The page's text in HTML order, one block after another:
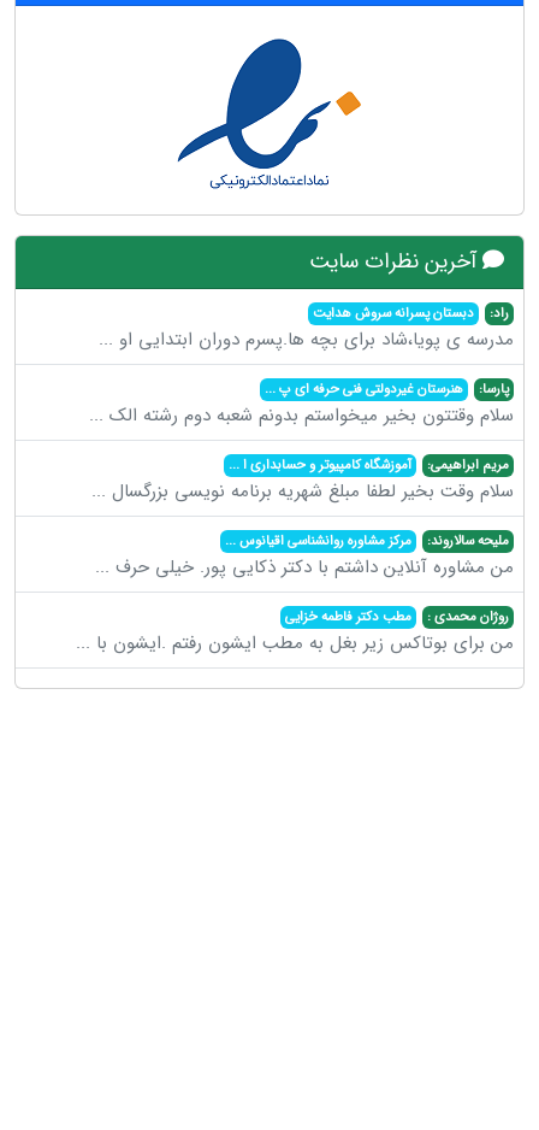
آخرین نظرات سایت
راد: دبستان پسرانه سروش هدایت
مدرسه ی پویا،شاد برای بچه ها.پسرم دوران ابتدایی او ...
پارسا: هنرستان غیردولتی فنی حرفه ای پ...
سلام وقتتون بخیر میخواستم بدونم شعبه دوم رشته الک ...
مریم ابراهیمی: آموزشگاه کامپیوتر و حسابداری ا...
سلام وقت بخیر لطفا مبلغ شهریه برنامه نویسی بزرگسال ...
ملیحه سالاروند: مرکز مشاوره روانشناسی اقیانوس...
من مشاوره آنلاین داشتم با دکتر ذکایی پور. خیلی حرف ...
روژان محمدی : مطب دکتر فاطمه خزایی
من برای بوتاکس زیر بغل به مطب ایشون رفتم .ایشون با ...